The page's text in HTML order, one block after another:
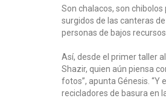
Son chalacos, son
surgidos de las canteras
personas de bajos recursos.
Así, desde el primer taller
Shazir, quien aún piensa
fotos”, apunta Génesis.
recicladores de basura en